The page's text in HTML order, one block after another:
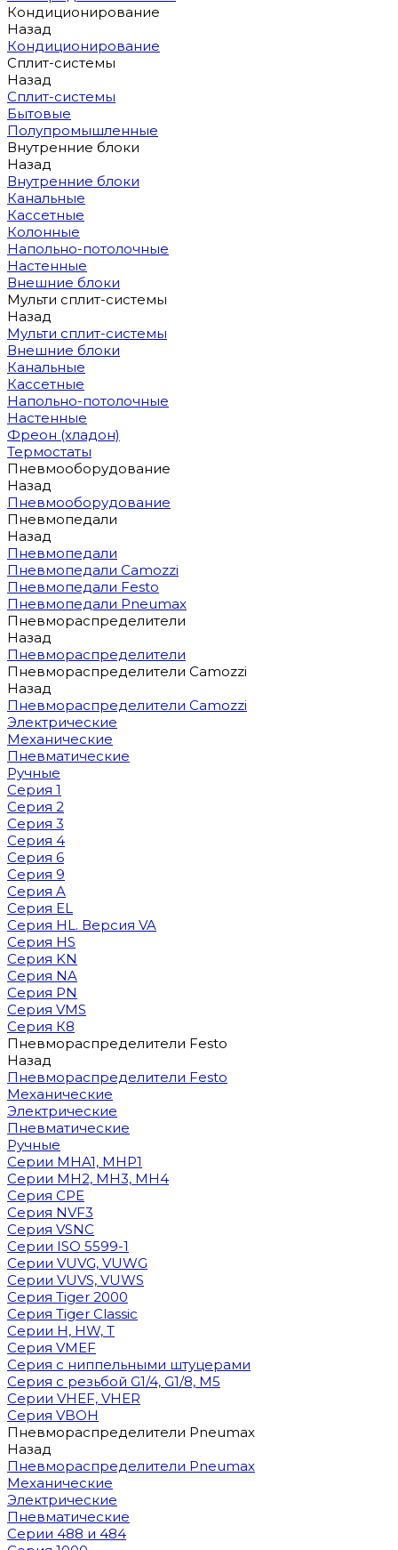
Кондиционирование
Назад
Кондиционирование
Сплит-системы
Назад
Сплит-системы
Бытовые
Полупромышленные
Внутренние блоки
Назад
Внутренние блоки
Канальные
Кассетные
Колонные
Напольно-потолочные
Настенные
Внешние блоки
Мульти сплит-системы
Назад
Мульти сплит-системы
Внешние блоки
Канальные
Кассетные
Напольно-потолочные
Настенные
Фреон (хладон)
Термостаты
Пневмооборудование
Назад
Пневмооборудование
Пневмопедали
Назад
Пневмопедали
Пневмопедали Camozzi
Пневмопедали Festo
Пневмопедали Pneumax
Пневмораспределители
Назад
Пневмораспределители
Пневмораспределители Camozzi
Назад
Пневмораспределители Camozzi
Электрические
Механические
Пневматические
Ручные
Серия 1
Серия 2
Серия 3
Серия 4
Серия 6
Серия 9
Серия A
Серия EL
Серия HL. Версия VA
Серия HS
Серия KN
Серия NA
Серия PN
Серия VMS
Серия К8
Пневмораспределители Festo
Назад
Пневмораспределители Festo
Механические
Электрические
Пневматические
Ручные
Cерии MHA1, MHP1
Cерии MH2, MH3, MH4
Cерия CPE
Серия NVF3
Серия VSNC
Серии ISO 5599-1
Серии VUVG, VUWG
Серии VUVS, VUWS
Серия Tiger 2000
Серия Tiger Classic
Серии H, HW, T
Серия VMEF
Серия с ниппельными штуцерами
Серия с резьбой G1/4, G1/8, М5
Серии VHEF, VHER
Серия VBOH
Пневмораспределители Pneumax
Назад
Пневмораспределители Pneumax
Механические
Электрические
Пневматические
Серии 488 и 484